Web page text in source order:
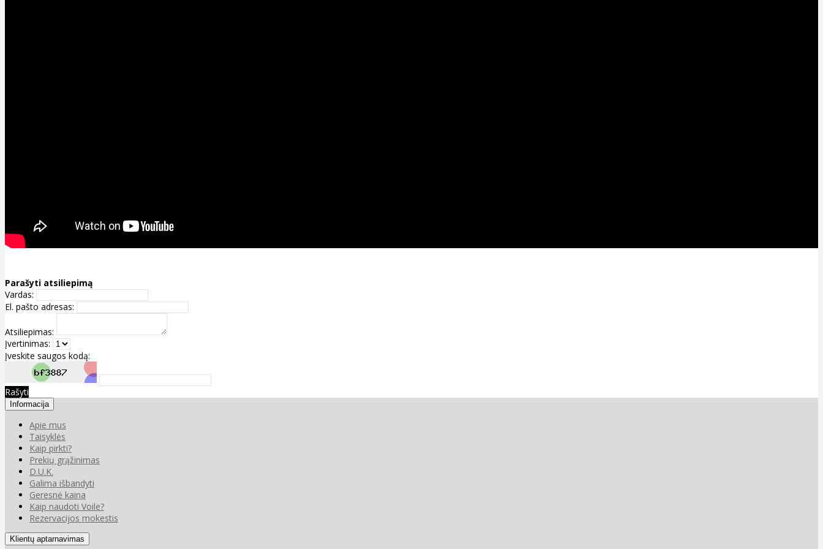
Parašyti atsiliepimą
Vardas:
El. pašto adresas:
Atsiliepimas:
Įvertinimas:
Įveskite saugos kodą:
Rašyti
Informacija
Apie mus
Taisyklės
Kaip pirkti?
Prekių grąžinimas
D.U.K.
Galima išbandyti
Geresnė kaina
Kaip naudoti Voile?
Rezervacijos mokestis
Klientų aptarnavimas